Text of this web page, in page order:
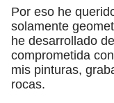
Por eso he
solamente
he desarrollado
comprometida
mis pinturas,
rocas.